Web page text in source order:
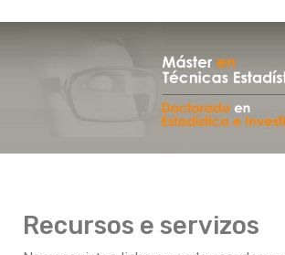
Recursos e servizos